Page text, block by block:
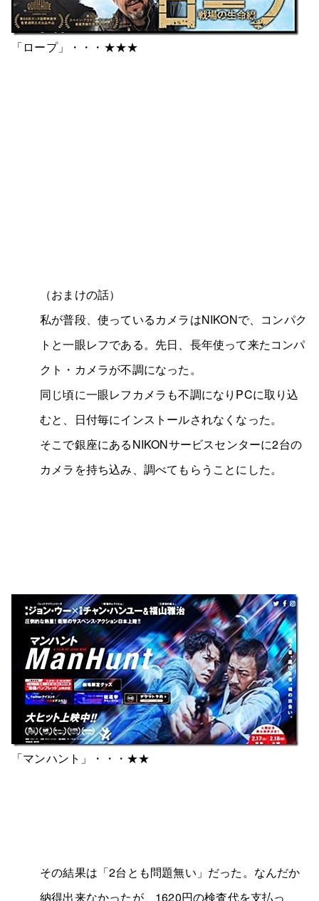
「ロープ」・・・★★★
（おまけの話）
私が普段、使っているカメラはNIKONで、コンパク
トと一眼レフである。先日、長年使って来たコンパ
クト・カメラが不調になった。
同じ頃に一眼レフカメラも不調になりPCに取り込
むと、日付毎にインストールされなくなった。
そこで銀座にあるNIKONサービスセンターに2台の
カメラを持ち込み、調べてもらうことにした。
「マンハント」・・・★★
その結果は「2台とも問題無い」だった。なんだか
納得出来なかったが、1620円の検査代を支払っ